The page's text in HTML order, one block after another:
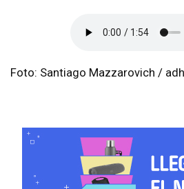
Foto: Santiago Mazzarovich /